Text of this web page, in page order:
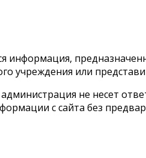
информация,
учреждения или
не несет
с сайта без